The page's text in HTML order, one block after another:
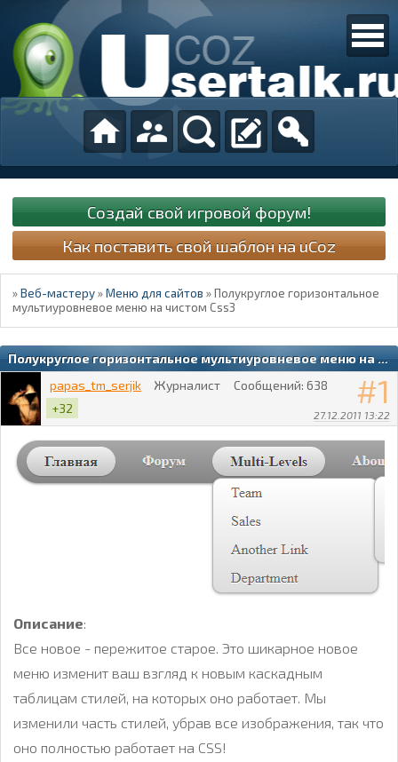
Создай свой игровой форум!
Как поставить свой шаблон на uCoz
»Веб-мастеру »Меню для сайтов »Полукруглое горизонтальное
мультиуровневое меню на чистом Css3
Полукруглое горизонтальное мультиуровневое меню на чистом Css3
1
27.12.2011 13:22
papas_tm_serjik Журналист Сообщений: 638
+32
Описание:
Все новое - пережитое старое. Это шикарное новое
меню изменит ваш взгляд к новым каскадным
таблицам стилей, на которых оно работает. Мы
изменили часть стилей, убрав все изображения, так что
оно полностью работает на CSS!